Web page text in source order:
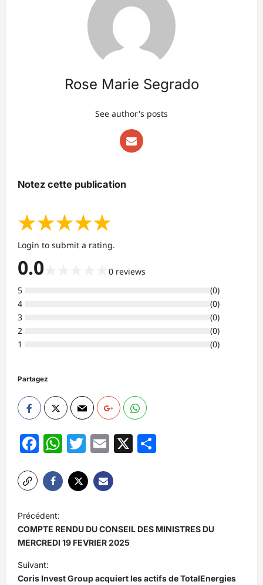
Rose Marie Segrado
See author's posts
Notez cette publication
★★★★★
Login to submit a rating.
0.0 0 reviews
5
(0)
4
(0)
3
(0)
2
(0)
1
(0)
Partagez
Facebook
WhatsApp
Twitter
Email
X
a
v
i
g
Précédent:
COMPTE RENDU DU CONSEIL DES MINISTRES DU
MERCREDI 19 FEVRIER 2025
Suivant:
Coris Invest Group acquiert les actifs de TotalEnergies